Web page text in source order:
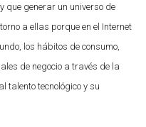
que generar un universo de
a ellas porque en el Internet
los hábitos de consumo,
de negocio a través de la
talento tecnológico y su